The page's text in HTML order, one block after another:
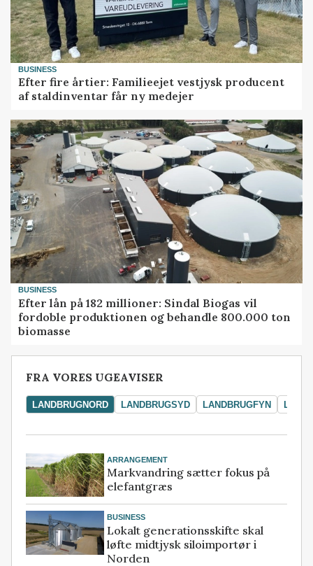
BUSINESS
Efter fire årtier: Familieejet vestjysk producent
af staldinventar får ny medejer
BUSINESS
Efter lån på 182 millioner: Sindal Biogas vil
fordoble produktionen og behandle 800.000 ton
biomasse
FRA VORES UGEAVISER
LANDBRUGNORD LANDBRUGSYD LANDBRUGFYN
ARRANGEMENT
Markvandring sætter fokus på
elefantgræs
BUSINESS
Lokalt generationsskifte skal
løfte midtjysk siloimportør i
Norden